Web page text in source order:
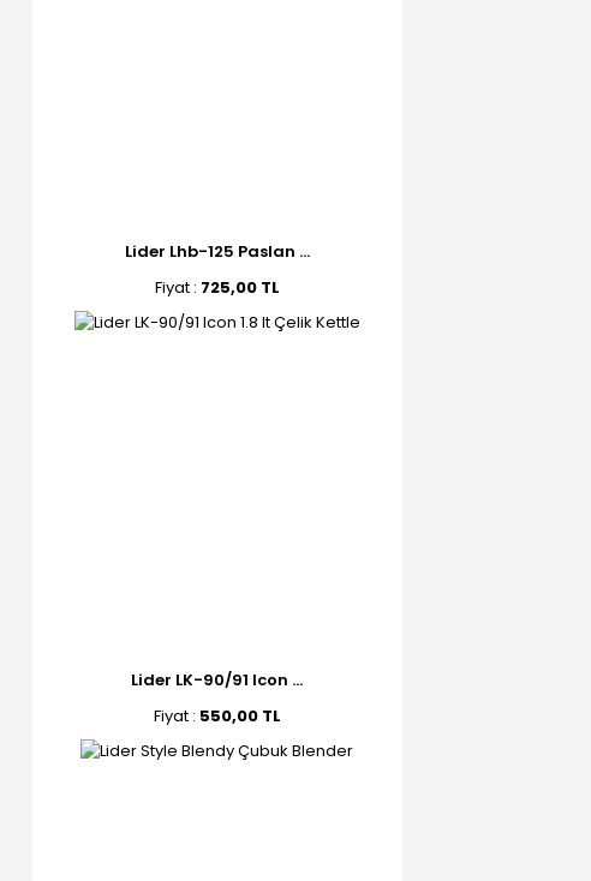
Lider Lhb-125 Paslan ...
Fiyat : 725,00 TL
Lider LK-90/91 Icon ...
Fiyat : 550,00 TL